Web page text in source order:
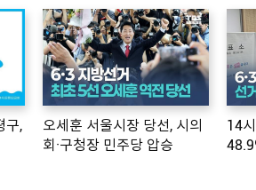
구,
오세훈 서울시장 당선, 시의
회·구청장 민주당 압승
14